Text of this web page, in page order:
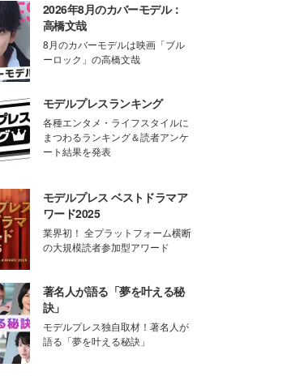
2026年8月のカバーモデル：
高橋文哉
8月のカバーモデルは映画「ブル
ーロック」の高橋文哉
モデルプレスランキング
各種エンタメ・ライフスタイルに
まつわるランキング＆読者アンケ
ート結果を発表
モデルプレス ベストドラマア
ワード2025
業界初！ 全プラットフォーム横断
の大規模読者参加型アワード
著名人が語る「夢を叶える秘
訣」
モデルプレス独自取材！著名人が
語る「夢を叶える秘訣」